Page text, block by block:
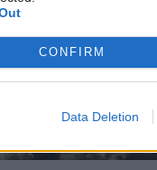
CONFIRM
Data Deletion